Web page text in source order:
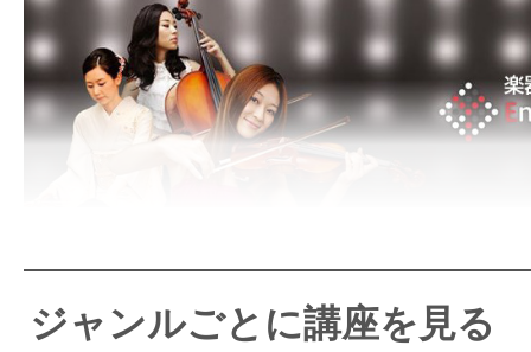
京都の四条烏丸にEYS音楽教室が
ン。ヴォーカルやその他楽器の体
料でご提供しております。楽器の
す。
田他で 全32コース以上！
ジャンルごとに講座を見る